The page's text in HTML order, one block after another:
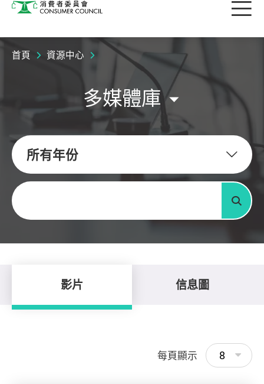
消費者委員會 目
首頁 資源中心
多媒體庫
所有年份
關鍵字
搜尋
影片 信息圖
每頁顯示 8